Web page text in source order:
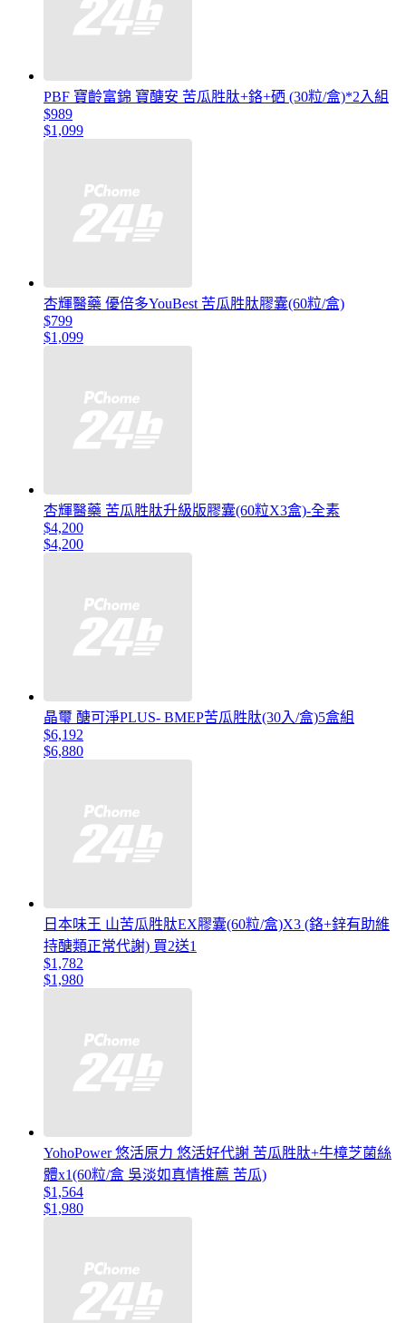
PBF 寶齡富錦 寶醣安 苦瓜胜肽+鉻+硒 (30粒/盒)*2入組
$989
$1,099
杏輝醫藥 優倍多YouBest 苦瓜胜肽膠囊(60粒/盒)
$799
$1,099
杏輝醫藥 苦瓜胜肽升級版膠囊(60粒X3盒)-全素
$4,200
$4,200
晶璽 醣可淨PLUS- BMEP苦瓜胜肽(30入/盒)5盒組
$6,192
$6,880
日本味王 山苦瓜胜肽EX膠囊(60粒/盒)X3 (鉻+鋅有助維
持醣類正常代謝) 買2送1
$1,782
$1,980
YohoPower 悠活原力 悠活好代謝 苦瓜胜肽+牛樟芝菌絲
體x1(60粒/盒 吳淡如真情推薦 苦瓜)
$1,564
$1,980